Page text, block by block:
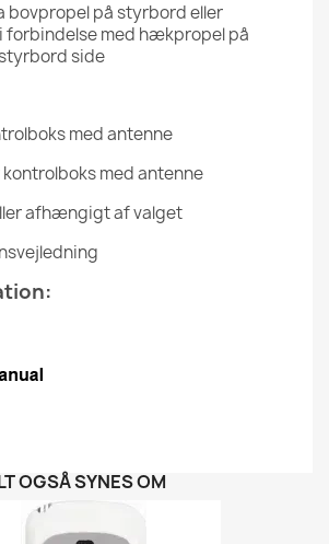
bovpropel på styrbord eller
forbindelse med hækpropel på
side
med antenne
med antenne
afhængigt af valget
OGSÅ SYNES OM